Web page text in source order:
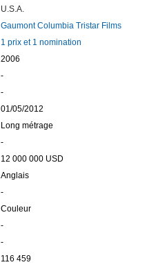
U.S.A.
Gaumont Columbia Tristar Films
1 prix et 1 nomination
2006
-
-
01/05/2012
Long métrage
-
12 000 000 USD
Anglais
-
Couleur
-
-
116 459